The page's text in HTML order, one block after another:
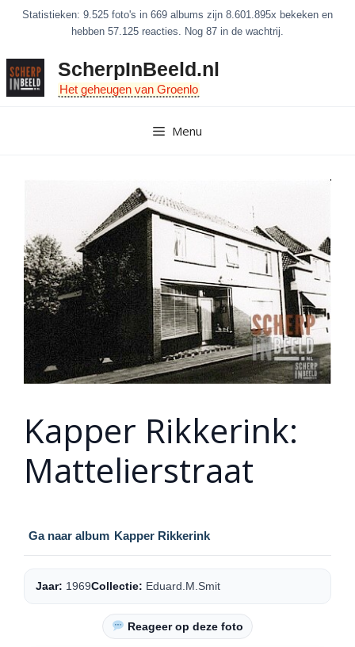
inhoud
Statistieken: 9.525 foto's in 669 albums zijn 8.601.895x bekeken en
hebben 57.125 reacties. Nog 87 in de wachtrij.
ScherpInBeeld.nl
Het geheugen van Groenlo
Menu
Kapper Rikkerink:
Mattelierstraat
Ga naar album Kapper Rikkerink
Jaar: 1969Collectie: Eduard.M.Smit
Reageer op deze foto